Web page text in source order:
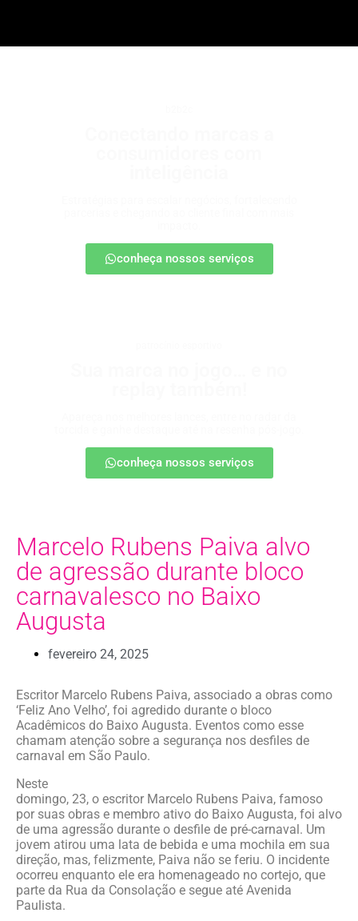
conheça nossos serviços
conheça nossos serviços
Marcelo Rubens Paiva alvo
de agressão durante bloco
carnavalesco no Baixo
Augusta
fevereiro 24, 2025
Escritor Marcelo Rubens Paiva, associado a obras como
‘Feliz Ano Velho’, foi agredido durante o bloco
Acadêmicos do Baixo Augusta. Eventos como esse
chamam atenção sobre a segurança nos desfiles de
carnaval em São Paulo.
Neste
domingo, 23, o escritor Marcelo Rubens Paiva, famoso
por suas obras e membro ativo do Baixo Augusta, foi alvo
de uma agressão durante o desfile de pré-carnaval. Um
jovem atirou uma lata de bebida e uma mochila em sua
direção, mas, felizmente, Paiva não se feriu. O incidente
ocorreu enquanto ele era homenageado no cortejo, que
parte da Rua da Consolação e segue até Avenida
Paulista.